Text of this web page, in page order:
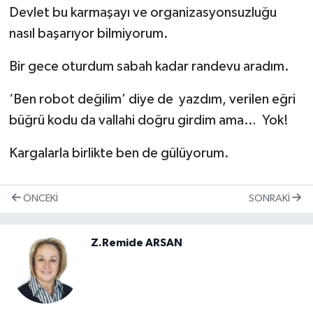
Devlet bu karmaşayı ve organizasyonsuzluğu
nasıl başarıyor bilmiyorum.
Bir gece oturdum sabah kadar randevu aradım.
‘Ben robot değilim’ diye de yazdım, verilen eğri
büğrü kodu da vallahi doğru girdim ama… Yok!
Kargalarla birlikte ben de gülüyorum.
ÖNCEKI SONRAKI
Z.Remide ARSAN